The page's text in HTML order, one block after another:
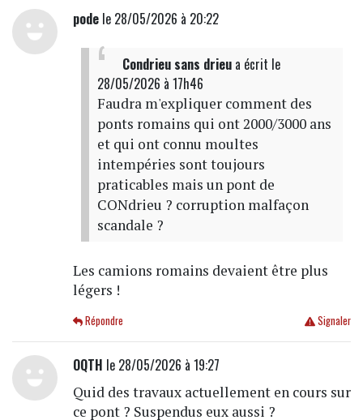
podele 28/05/2026 à 20:22
Condrieu sans drieua écrit le
28/05/2026 à 17h46
Faudra m'expliquer comment des
ponts romains qui ont 2000/3000 ans
et qui ont connu moultes
intempéries sont toujours
praticables mais un pont de
CONdrieu ? corruption malfaçon
scandale ?
Les camions romains devaient être plus
légers !
Signaler
Répondre
OQTH le 28/05/2026 à 19:27
Quid des travaux actuellement en cours sur
ce pont ? Suspendus eux aussi ?